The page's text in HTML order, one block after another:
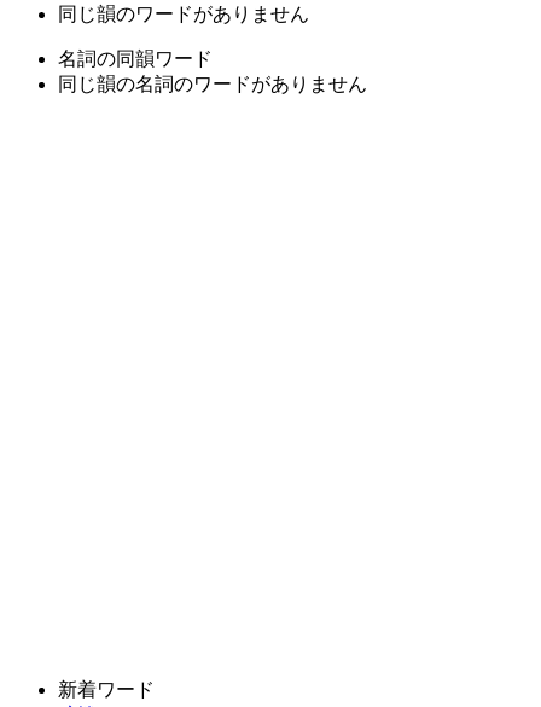
同じ韻のワードがありません
名詞の同韻ワード
同じ韻の名詞のワードがありません
新着ワード